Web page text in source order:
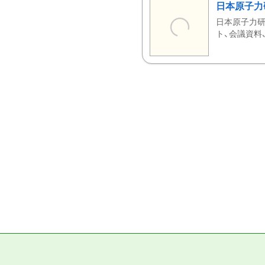
日本原子
日本原子力
ト、会議資